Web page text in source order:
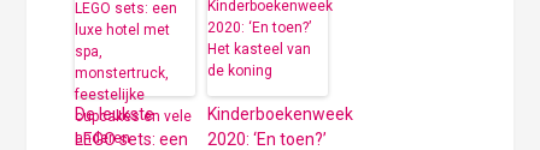
De leukste
LEGO sets: een
Kinderboekenweek
2020: ‘En toen?’